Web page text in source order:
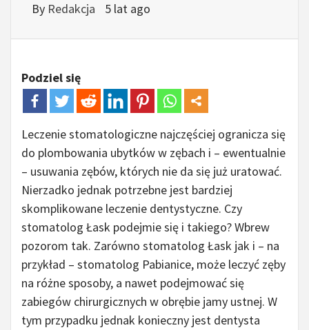
By Redakcja 5 lat ago
Podziel się
Leczenie stomatologiczne najczęściej ogranicza się
do plombowania ubytków w zębach i – ewentualnie
– usuwania zębów, których nie da się już uratować.
Nierzadko jednak potrzebne jest bardziej
skomplikowane leczenie dentystyczne. Czy
stomatolog Łask podejmie się i takiego? Wbrew
pozorom tak. Zarówno stomatolog Łask jak i – na
przykład – stomatolog Pabianice, może leczyć zęby
na różne sposoby, a nawet podejmować się
zabiegów chirurgicznych w obrębie jamy ustnej. W
tym przypadku jednak konieczny jest dentysta